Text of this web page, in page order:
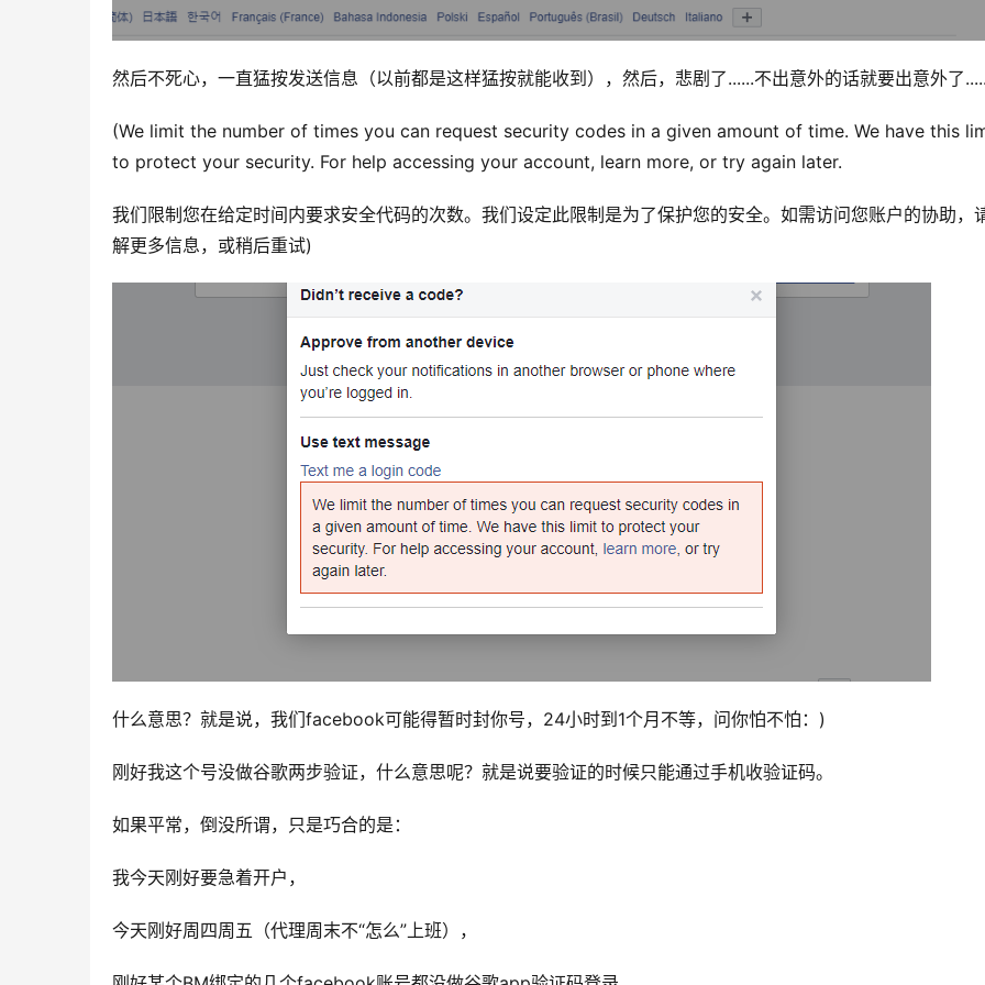
然后不死心，一直猛按发送信息（以前都是这样猛按就能收到），然后，悲剧了......不出意外的话就要出意外了
(We limit the number of times you can request security codes in a given amount of time. We have this
to protect your security. For help accessing your account, learn more, or try again later.
我们限制您在给定时间内要求安全代码的次数。我们设定此限制是为了保护您的安全。如需访问您账户的协助，
解更多信息，或稍后重试)
什么意思？就是说，我们facebook可能得暂时封你号，24小时到1个月不等，问你怕不怕：)
刚好我这个号没做谷歌两步验证，什么意思呢？就是说要验证的时候只能通过手机收验证码。
如果平常，倒没所谓，只是巧合的是：
我今天刚好要急着开户，
今天刚好周四周五（代理周末不“怎么”上班），